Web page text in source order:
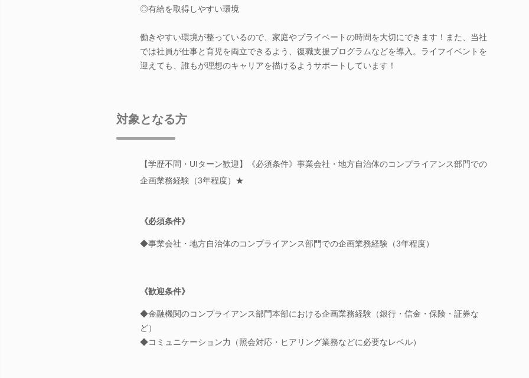
◎有給を取得しやすい環境
働きやすい環境が整っているので、家庭やプライベートの時間を大切にできます！また、当社
では社員が仕事と育児を両立できるよう、復職支援プログラムなどを導入。ライフイベントを
迎えても、誰もが理想のキャリアを描けるようサポートしています！
対象となる方
【学歴不問・UIターン歓迎】《必須条件》事業会社・地方自治体のコンプライアンス部門での
企画業務経験（3年程度）★
《必須条件》
◆事業会社・地方自治体のコンプライアンス部門での企画業務経験（3年程度）
《歓迎条件》
◆金融機関のコンプライアンス部門本部における企画業務経験（銀行・信金・保険・証券な
ど）
◆コミュニケーション力（照会対応・ヒアリング業務などに必要なレベル）